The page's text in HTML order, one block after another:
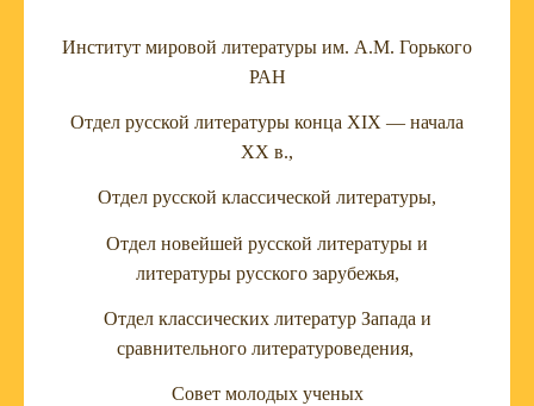
Институт мировой литературы им. А.М. Горького
РАН
Отдел русской литературы конца XIX — начала
ХХ в.,
Отдел русской классической литературы,
Отдел новейшей русской литературы и
литературы русского зарубежья,
Отдел классических литератур Запада и
сравнительного литературоведения,
Совет молодых ученых